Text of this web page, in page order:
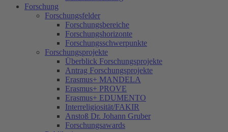
Forschung
Forschungsfelder
Forschungsbereiche
Forschungshorizonte
Forschungsschwerpunkte
Forschungsprojekte
Überblick Forschungsprojekte
Antrag Forschungsprojekte
Erasmus+ MANDELA
Erasmus+ PROVE
Erasmus+ EDUMENTO
Interreligiosität/FAKIR
Anstoß Dr. Johann Gruber
Forschungsawards